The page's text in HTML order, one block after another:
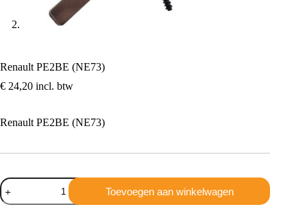
Renault PE2BE (NE73)
€ 24,20 incl. btw
Renault PE2BE (NE73)
Renault
PE2BE
(NE73)
Toevoegen aan winkelwagen